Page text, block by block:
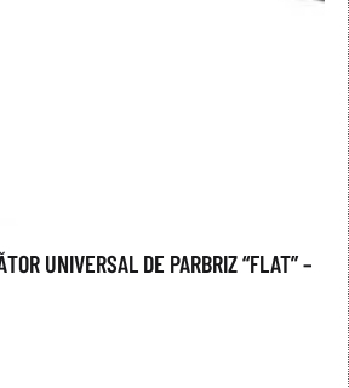
UNIVERSAL DE PARBRIZ “FLAT” –